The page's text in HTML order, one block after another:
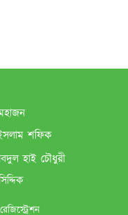
শফিক
হাই চৌধুরী
রেজিস্ট্রেশন